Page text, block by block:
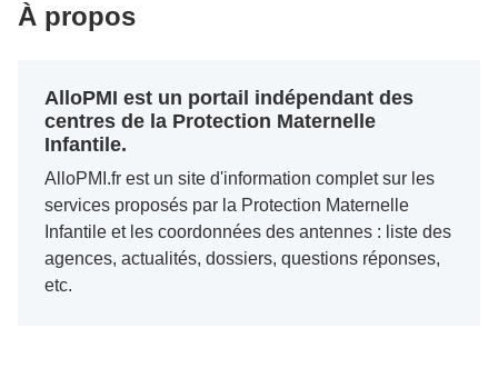
À propos
AlloPMI est un portail indépendant des
centres de la Protection Maternelle
Infantile.
AlloPMI.fr est un site d'information complet sur les
services proposés par la Protection Maternelle
Infantile et les coordonnées des antennes : liste des
agences, actualités, dossiers, questions réponses,
etc.